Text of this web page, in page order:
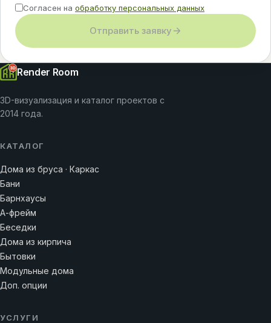
Согласен на обработку персональных данных
Отправить заявку
Render Room
3D-визуализация и каталог проектов с
2014 года.
КАТАЛОГ
Дома из бруса · Каркас
Бани
Барнхаусы
А-фрейм
Беседки
Дома из кирпича
Бытовки
Модульные дома
Доп. опции
УСЛУГИ